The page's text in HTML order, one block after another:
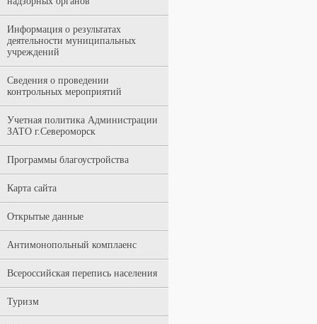
Информация о результатах
деятельности муниципальных
учреждений
Сведения о проведении
контрольных мероприятий
Учетная политика Администрации
ЗАТО г.Североморск
Программы благоустройства
Карта сайта
Открытые данные
Антимонопольный комплаенс
Всероссийская перепись населения
Туризм